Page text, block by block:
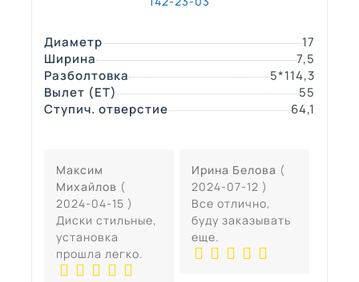
Диаметр
17
Ширина
7,5
Разболтовка
5*114,3
Вылет (ЕТ)
55
Ступич. отверстие
64,1
Максим
Михайлов (
2024-04-15 )
Диски стильные,
установка
прошла легко.
Ирина Белова (
2024-07-12 )
Все отлично,
буду заказывать
еще.